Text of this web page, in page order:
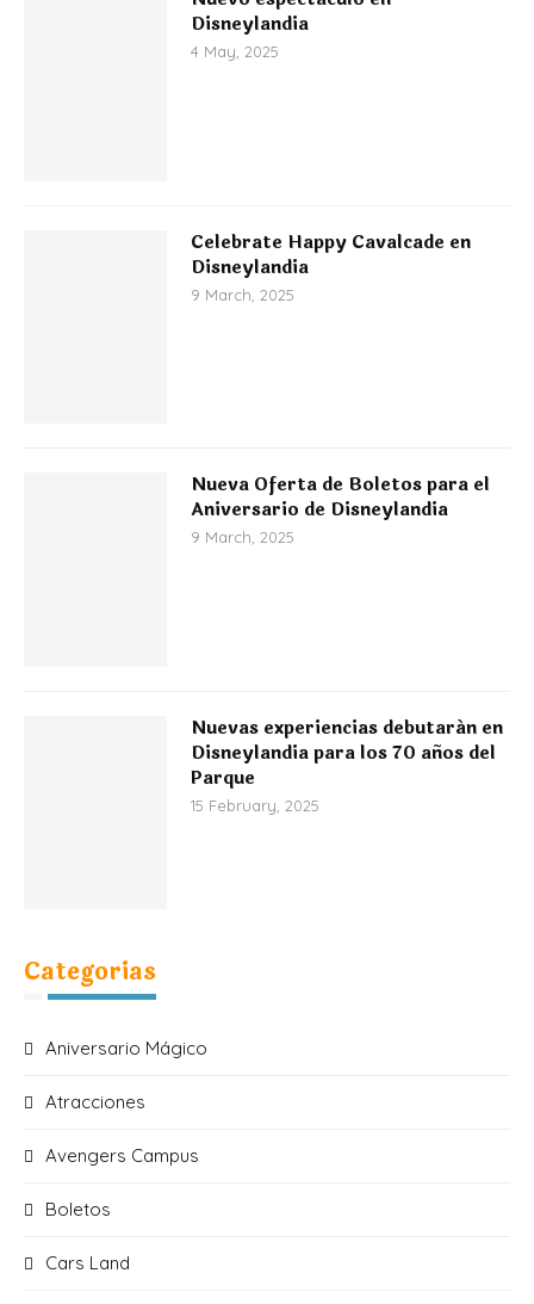
Disneylandia
4 May, 2025
Celebrate Happy Cavalcade en
Disneylandia
9 March, 2025
Nueva Oferta de Boletos para el
Aniversario de Disneylandia
9 March, 2025
Nuevas experiencias debutarán en
Disneylandia para los 70 años del
Parque
15 February, 2025
Categorias
Aniversario Mágico
Atracciones
Avengers Campus
Boletos
Cars Land